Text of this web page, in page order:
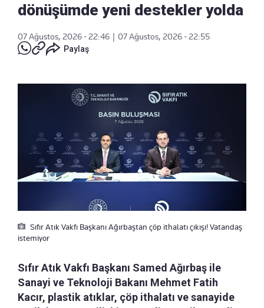
dönüşümde yeni destekler yolda
07 Ağustos, 2026 - 22:46
07 Ağustos, 2026 - 22:55
Paylaş
Sıfır Atık Vakfı Başkanı Ağırbaştan çöp ithalatı çıkışı! Vatandaş
istemiyor
Sıfır Atık Vakfı Başkanı Samed Ağırbaş ile
Sanayi ve Teknoloji Bakanı Mehmet Fatih
Kacır, plastik atıklar, çöp ithalatı ve sanayide